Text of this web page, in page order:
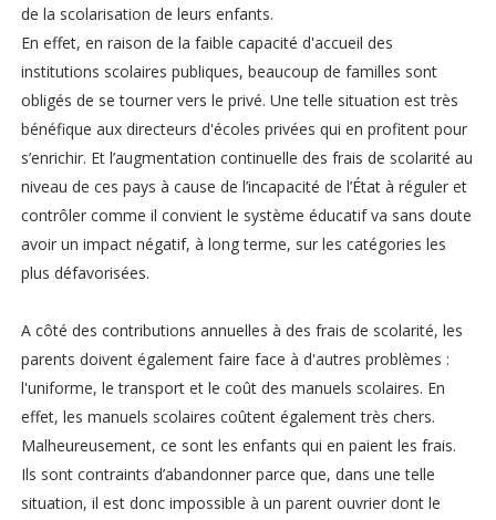
de la scolarisation de leurs enfants.
En effet, en raison de la faible capacité d'accueil des
institutions scolaires publiques, beaucoup de familles sont
obligés de se tourner vers le privé. Une telle situation est très
bénéfique aux directeurs d'écoles privées qui en profitent pour
s’enrichir. Et l’augmentation continuelle des frais de scolarité au
niveau de ces pays à cause de l’incapacité de l’État à réguler et
contrôler comme il convient le système éducatif va sans doute
avoir un impact négatif, à long terme, sur les catégories les
plus défavorisées.
A côté des contributions annuelles à des frais de scolarité, les
parents doivent également faire face à d'autres problèmes :
l'uniforme, le transport et le coût des manuels scolaires. En
effet, les manuels scolaires coûtent également très chers.
Malheureusement, ce sont les enfants qui en paient les frais.
Ils sont contraints d’abandonner parce que, dans une telle
situation, il est donc impossible à un parent ouvrier dont le